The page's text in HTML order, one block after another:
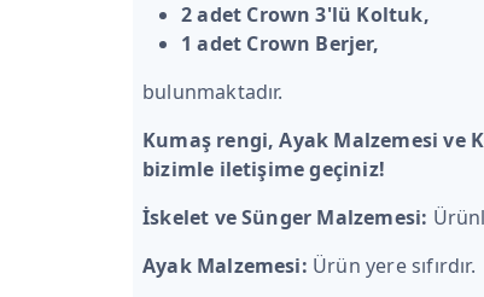
2 adet Crown 3'lü Koltuk,
1 adet Crown Berjer,
bulunmaktadır.
Kumaş rengi, Ayak Malzemesi
bizimle iletişime geçiniz!
İskelet ve Sünger Malzemesi:
Ayak Malzemesi: Ürün yere sıfırdır.